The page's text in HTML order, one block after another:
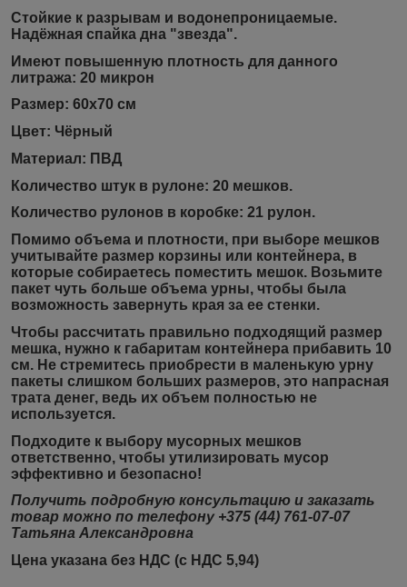
Стойкие к разрывам и водонепроницаемые.
Надёжная спайка дна "звезда".
Имеют повышенную плотность для данного
литража: 20 микрон
Размер: 60х70 см
Цвет: Чёрный
Материал: ПВД
Количество штук в рулоне: 20 мешков.
Количество рулонов в коробке: 21 рулон.
Помимо объема и плотности, при выборе мешков
учитывайте размер корзины или контейнера, в
которые собираетесь поместить мешок. Возьмите
пакет чуть больше объема урны, чтобы была
возможность завернуть края за ее стенки.
Чтобы рассчитать правильно подходящий размер
мешка, нужно к габаритам контейнера прибавить 10
см. Не стремитесь приобрести в маленькую урну
пакеты слишком больших размеров, это напрасная
трата денег, ведь их объем полностью не
используется.
Подходите к выбору мусорных мешков
ответственно, чтобы утилизировать мусор
эффективно и безопасно!
Получить подробную консультацию и заказать
товар можно по телефону +375 (44) 761-07-07
Татьяна Александровна
Цена указана без НДС (с НДС 5,94)